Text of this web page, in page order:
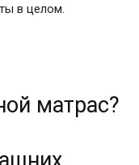
в целом.
матрас?